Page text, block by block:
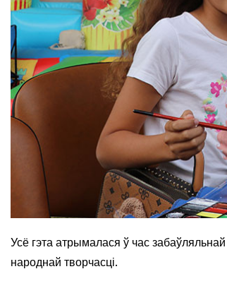
Усё гэта атрымалася ў час
народнай творчасці.